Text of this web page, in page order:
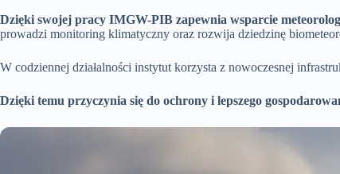
Dzięki swojej pracy IMGW-PIB zapewnia wsparcie
prowadzi monitoring klimatyczny oraz rozwija dziedzinę
W codziennej działalności instytut korzysta z nowoczesnej
Dzięki temu przyczynia się do ochrony i lepszego